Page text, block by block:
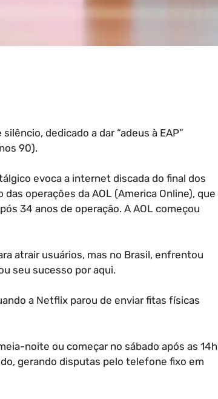
dedicado a dar “adeus à EAP”
90).
evoca a internet discada do final dos
operações da AOL (America Online), que
34 anos de operação. A AOL começou
atrair usuários, mas no Brasil, enfrentou
seu sucesso por aqui.
a Netflix parou de enviar fitas físicas
noite ou começar no sábado após as 14h
gerando disputas pelo telefone fixo em